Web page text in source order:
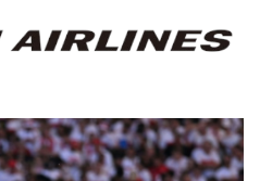
BAM 1.953568
BBD 2.321548
BIF 3439.426093
BMD 1.154361
BND 1.477992